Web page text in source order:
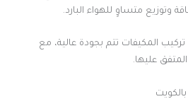
وتوزيع متساوٍ للهواء البارد.
المكيفات تتم بجودة عالية، مع
المتفق عليها.